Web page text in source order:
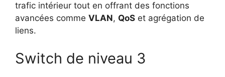
trafic intérieur tout en offrant des fonctions
avancées comme VLAN, QoS et agrégation de
liens.
Switch de niveau 3